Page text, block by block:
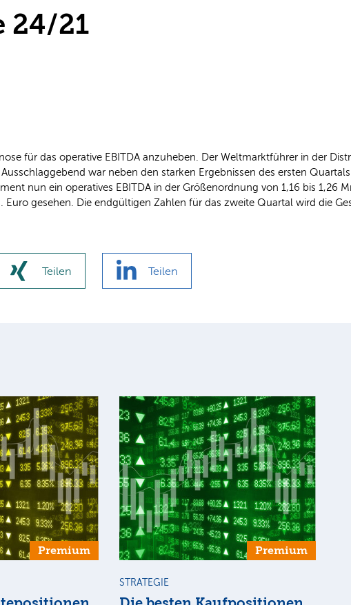
24/21
für das operative EBITDA anzuheben. Der Weltmarktführer in der
war neben den starken Ergebnissen des ersten
nun ein operatives EBITDA in der Größenordnung von 1,16 bis 1,26
gesehen. Die endgültigen Zahlen für das zweite Quartal wird die
Teilen Teilen
Premium Premium
STRATEGIE